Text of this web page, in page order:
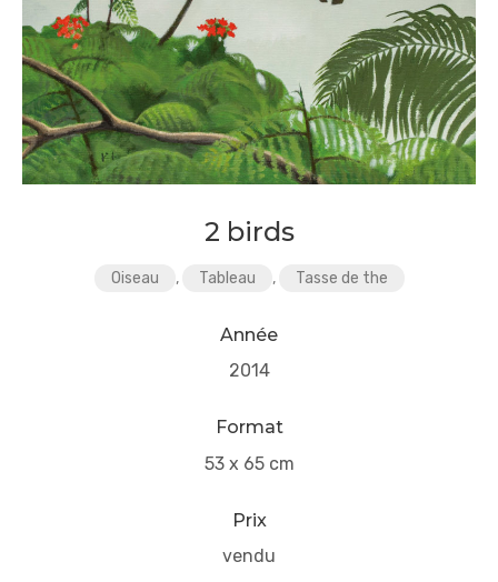
2 birds
Oiseau , Tableau , Tasse de the
Année
2014
Format
53 x 65 cm
Prix
vendu